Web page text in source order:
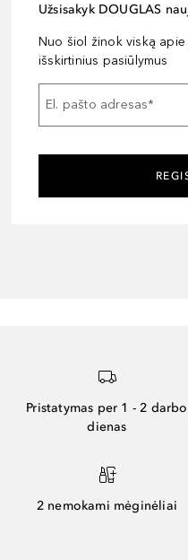
Užsisakyk DOUGLAS
Nuo šiol žinok viską
išskirtinius pasiūlymus
El. pašto adresas*
Pristatymas per 1 - 2 darbo
dienas
2 nemokami mėginėliai